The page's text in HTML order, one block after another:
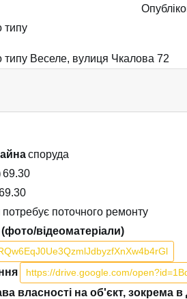
типу
типу Веселе, вулиця Чкалова 72
споруда
69.30
потребує поточного ремонту
відеоматеріали)
https://drive.google.com/
власності на об'єкт, зокрема